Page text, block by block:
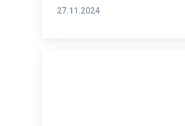
27.11.2024